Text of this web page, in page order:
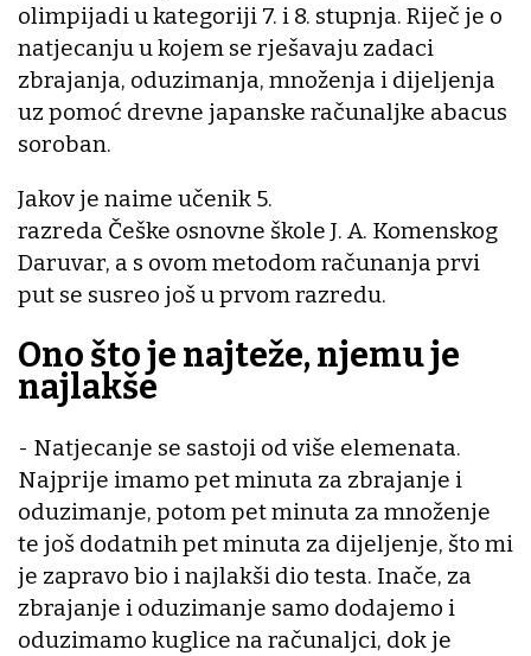
olimpijadi u kategoriji 7. i 8. stupnja. Riječ je o
natjecanju u kojem se rješavaju zadaci
zbrajanja, oduzimanja, množenja i dijeljenja
uz pomoć drevne japanske računaljke abacus
soroban.
Jakov je naime učenik 5.
razreda Češke osnovne škole J. A. Komenskog
Daruvar, a s ovom metodom računanja prvi
put se susreo još u prvom razredu.
Ono što je najteže, njemu je
najlakše
- Natjecanje se sastoji od više elemenata.
Najprije imamo pet minuta za zbrajanje i
oduzimanje, potom pet minuta za množenje
te još dodatnih pet minuta za dijeljenje, što mi
je zapravo bio i najlakši dio testa. Inače, za
zbrajanje i oduzimanje samo dodajemo i
oduzimamo kuglice na računaljci, dok je